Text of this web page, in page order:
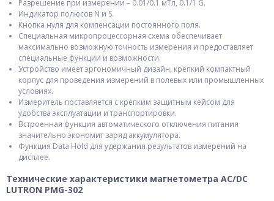
Разрешение при измерении – 0.01/0.1 мТл, 0.1/1 G.
Индикатор полюсов N и S.
Кнопка нуля для компенсации постоянного поля.
Специальная микропроцессорная схема обеспечивает
максимально возможную точность измерения и предоставляет
специальные функции и возможности.
Устройство имеет эргономичный дизайн, крепкий компактный
корпус для проведения измерений в полевых или промышленных
условиях.
Измеритель поставляется с крепким защитным кейсом для
удобства эксплуатации и транспортировки.
Встроенная функция автоматического отключения питания
значительно экономит заряд аккумулятора.
Функция Data Hold для удержания результатов измерений на
дисплее.
Технические характеристики магнетометра AC/DC
LUTRON PMG-302